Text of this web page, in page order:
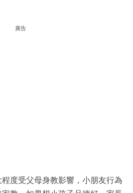
廣告
度受父母身教影響，小朋友行為